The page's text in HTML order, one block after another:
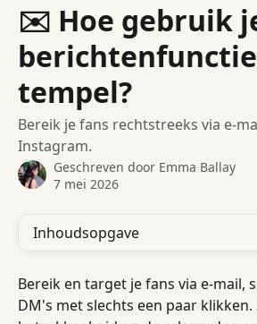
✉️ Hoe gebruik
tempel?
Bereik je fans rechtstreeks via e-
Instagram.
Geschreven door Emma Ballay
7 mei 2026
Inhoudsopgave
Bereik en target je fans via e-mail,
DM's met slechts een paar